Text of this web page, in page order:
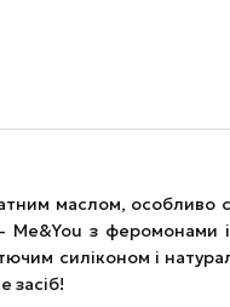
маслом, особливо
з феромонами
силіконом і
засіб!